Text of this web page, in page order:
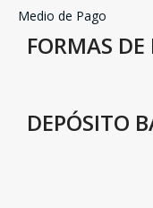
Medio de Pago
FORMAS
DEPÓSITO